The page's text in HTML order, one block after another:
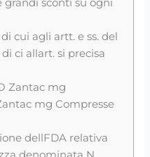
sconti su ogni
cui agli artt. e ss. del
ci allart. si precisa
Zantac mg
mg Compresse
dellFDA relativa